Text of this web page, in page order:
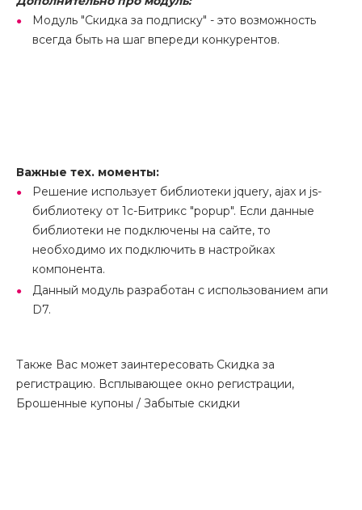
Модуль "Скидка за подписку" - это возможность
всегда быть на шаг впереди конкурентов.
Важные тех. моменты:
Решение использует библиотеки jquery, ajax и js-
библиотеку от 1с-Битрикс "popup". Если данные
библиотеки не подключены на сайте, то
необходимо их подключить в настройках
компонента.
Данный модуль разработан с использованием апи
D7.
Также Вас может заинтересовать Скидка за
регистрацию. Всплывающее окно регистрации,
Брошенные купоны / Забытые скидки